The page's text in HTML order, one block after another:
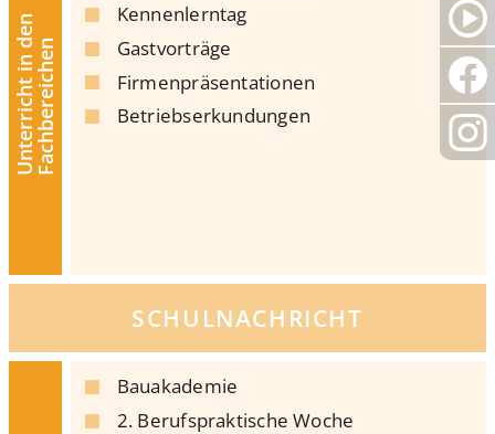
Unterricht in denFachbereichen
Kennenlerntag
Gastvorträge
Firmenpräsentationen
Betriebserkundungen
SCHULNACHRICHT
Bauakademie
2. Berufspraktische Woche